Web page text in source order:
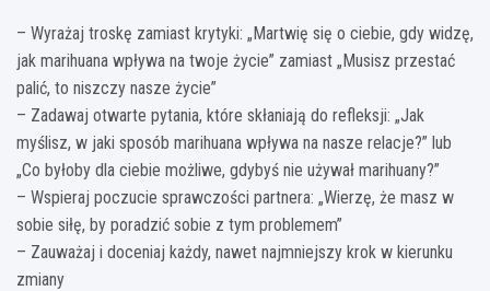
– Wyrażaj troskę zamiast krytyki: „Martwię się o ciebie, gdy widzę,
jak marihuana wpływa na twoje życie” zamiast „Musisz przestać
palić, to niszczy nasze życie”
– Zadawaj otwarte pytania, które skłaniają do refleksji: „Jak
myślisz, w jaki sposób marihuana wpływa na nasze relacje?” lub
„Co byłoby dla ciebie możliwe, gdybyś nie używał marihuany?”
– Wspieraj poczucie sprawczości partnera: „Wierzę, że masz w
sobie siłę, by poradzić sobie z tym problemem”
– Zauważaj i doceniaj każdy, nawet najmniejszy krok w kierunku
zmiany